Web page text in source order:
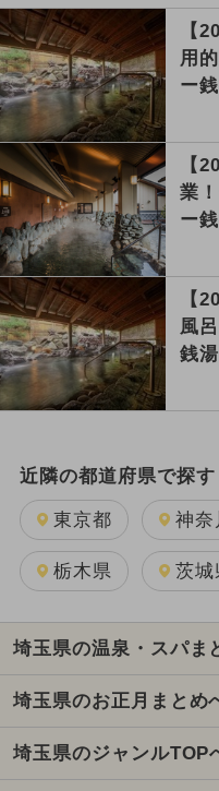
【
用
ー
【
業
ー
【
風
銭
近隣の都道府県で探す
東京都 神奈
栃木県 茨城
埼玉県の温泉・スパま
埼玉県のお正月まとめ
埼玉県のジャンルTOP